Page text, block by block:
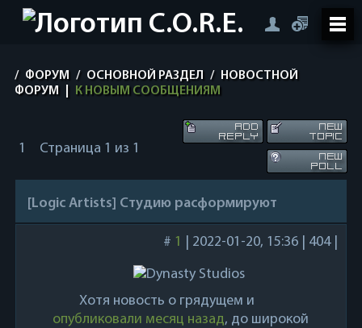
/ ФОРУМ / ОСНОВНОЙ РАЗДЕЛ /
НОВОСТНОЙ
ФОРУМ
К НОВЫМ СООБЩЕНИЯМ
Страница 1 из 1
1
[Logic Artists] Студию расформируют
# 1 2022-01-20, 15:36 404|
Хотя новость о грядущем и
опубликовали месяц назад, до широкой